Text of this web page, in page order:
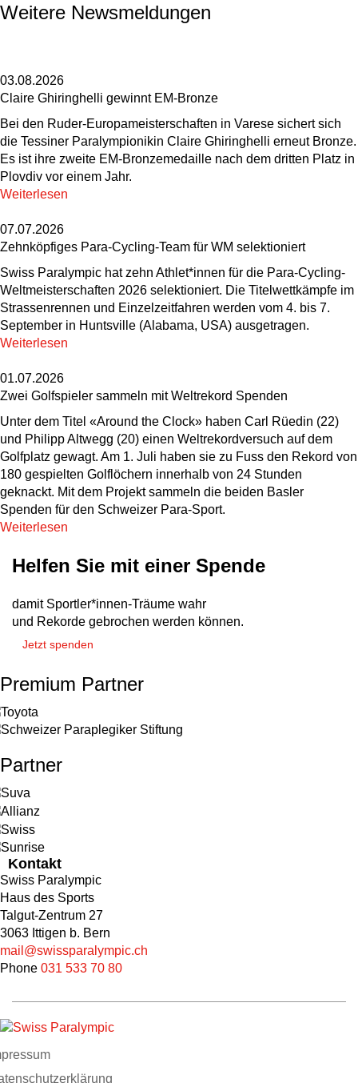
Weitere Newsmeldungen
03.08.2026
Claire Ghiringhelli gewinnt EM-Bronze
Bei den Ruder-Europameisterschaften in Varese sichert sich
die Tessiner Paralympionikin Claire Ghiringhelli erneut Bronze.
Es ist ihre zweite EM-Bronzemedaille nach dem dritten Platz in
Plovdiv vor einem Jahr.
Weiterlesen
07.07.2026
Zehnköpfiges Para-Cycling-Team für WM selektioniert
Swiss Paralympic hat zehn Athlet*innen für die Para-Cycling-
Weltmeisterschaften 2026 selektioniert. Die Titelwettkämpfe im
Strassenrennen und Einzelzeitfahren werden vom 4. bis 7.
September in Huntsville (Alabama, USA) ausgetragen.
Weiterlesen
01.07.2026
Zwei Golfspieler sammeln mit Weltrekord Spenden
Unter dem Titel «Around the Clock» haben Carl Rüedin (22)
und Philipp Altwegg (20) einen Weltrekordversuch auf dem
Golfplatz gewagt. Am 1. Juli haben sie zu Fuss den Rekord von
180 gespielten Golflöchern innerhalb von 24 Stunden
geknackt. Mit dem Projekt sammeln die beiden Basler
Spenden für den Schweizer Para-Sport.
Weiterlesen
Helfen Sie mit einer Spende
damit Sportler*innen-Träume wahr
und Rekorde gebrochen werden können.
Jetzt spenden
Premium Partner
Partner
Kontakt
Swiss Paralympic
Haus des Sports
Talgut-Zentrum 27
3063 Ittigen b. Bern
mail@swissparalympic.ch
Phone 031 533 70 80